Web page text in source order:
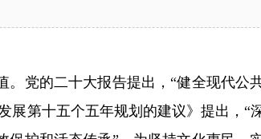
党的二十大报告提出，“健全现代公
第十五个五年规划的建议》提出，“